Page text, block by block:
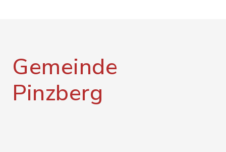
Gemeinde
Pinzberg